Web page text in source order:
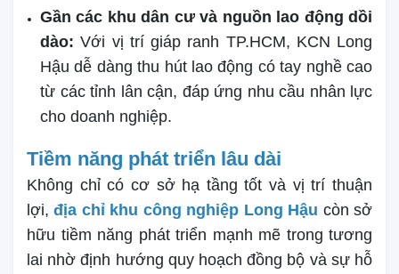
Gần các khu dân cư và nguồn lao động dồi
dào:Với vị trí giáp ranh TP.HCM, KCN Long
Hậu dễ dàng thu hút lao động có tay nghề cao
từ các tỉnh lân cận, đáp ứng nhu cầu nhân lực
cho doanh nghiệp.
Tiềm năng phát triển lâu dài
Không chỉ có cơ sở hạ tầng tốt và vị trí thuận
lợi,địa chỉ khu công nghiệp Long Hậu còn sở
hữu tiềm năng phát triển mạnh mẽ trong tương
lai nhờ định hướng quy hoạch đồng bộ và sự hỗ